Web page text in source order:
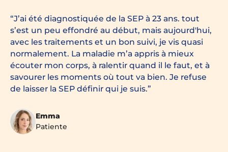
J’ai été diagnostiquée de la SEP à 23 ans. tout
s’est un peu effondré au début, mais aujourd'hui,
avec les traitements et un bon suivi, je vis quasi
normalement. La maladie m’a appris à mieux
écouter mon corps, à ralentir quand il le faut, et à
savourer les moments où tout va bien. Je refuse
de laisser la SEP définir qui je suis.
Emma
Patiente